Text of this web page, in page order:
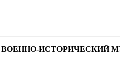
ИСТОРИЧЕСКИЙ